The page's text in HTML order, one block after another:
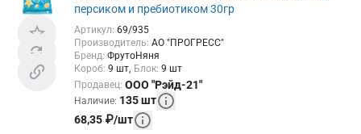
персиком и пребиотиком 30гр
Артикул: 69/935
Производитель: АО "ПРОГРЕСС"
Бренд: ФрутоНяня
Короб: 9 шт Блок: 9 шт
Продавец: ООО "Рэйд-21"
Наличие: 135шт
68,35 ₽/шт